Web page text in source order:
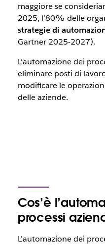
Il team di Slack
27 gennaio 2026
maggiore se
2025, l’80% delle
strategie di
Gartner 2025-2027).
L’automazione dei
eliminare posti di
modificare le
delle aziende.
Cos’è
processi
L’automazione dei